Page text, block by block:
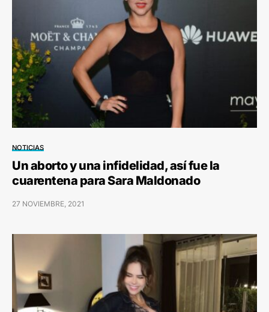
NOTICIAS
Un aborto y una infidelidad, así fue la
cuarentena para Sara Maldonado
27 NOVIEMBRE, 2021